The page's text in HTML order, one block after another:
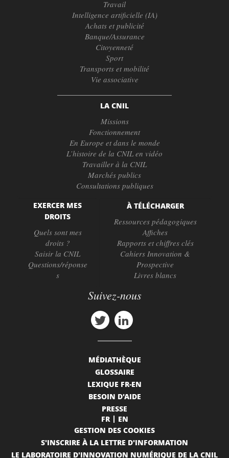
Travail
Intelligence artificielle (IA)
Achats et publicité
Banque/Assurance
Citoyenneté
Sport
Transports et mobilité
Vie associative
LA CNIL
Missions
Fonctionnement
En Europe et dans le monde
L’histoire de la CNIL en vidéo
Travailler à la CNIL
Marchés publics
Consultations publiques
EXERCER MES
DROITS
Quels sont mes
droits ?
Saisir la CNIL
Questions/réponse
s
À TÉLÉCHARGER
Ressources pédagogiques
Affiches
Rapports et chiffres clés
Cahiers Innovation &
Prospective
Livres blancs
Suivez-nous
MÉDIATHÈQUE
GLOSSAIRE
LEXIQUE FR-EN
BESOIN D'AIDE
PRESSE
FR
EN
GESTION DES COOKIES
S'INSCRIRE À LA LETTRE D'INFORMATION
LE LABORATOIRE D'INNOVATION NUMÉRIQUE DE LA CNIL